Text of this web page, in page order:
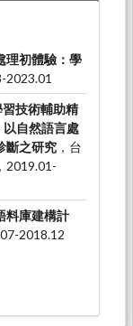
理初體驗：學
2023.01
技術輔助精
自然語言處
斷之研究 ，台
2019.01-
料庫建構計
2018.12